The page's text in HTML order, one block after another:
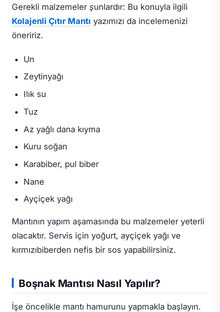
Gerekli malzemeler şunlardır: Bu konuyla ilgili
Kolajenli Çıtır Mantı yazımızı da incelemenizi
öneririz.
Un
Zeytinyağı
Ilık su
Tuz
Az yağlı dana kıyma
Kuru soğan
Karabiber, pul biber
Nane
Ayçiçek yağı
Mantının yapım aşamasında bu malzemeler yeterli
olacaktır. Servis için yoğurt, ayçiçek yağı ve
kırmızıbiberden nefis bir sos yapabilirsiniz.
Boşnak Mantısı Nasıl Yapılır?
İşe öncelikle mantı hamurunu yapmakla başlayın.